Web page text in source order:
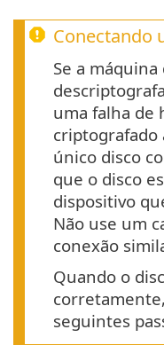
Conectando
Se a
uma falha de
criptografado
único disco
que o disco
dispositivo
Não use um
conexão
Quando o
seguintes